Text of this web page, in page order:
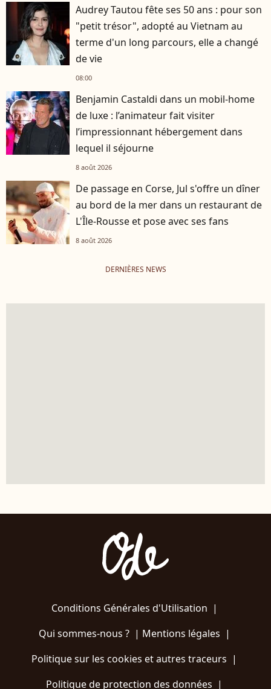
Audrey Tautou fête ses 50 ans : pour son
"petit trésor", adopté au Vietnam au
terme d'un long parcours, elle a changé
de vie
08:00
Benjamin Castaldi dans un mobil-home
de luxe : l’animateur fait visiter
l’impressionnant hébergement dans
lequel il séjourne
8 août 2026
De passage en Corse, Jul s'offre un dîner
au bord de la mer dans un restaurant de
L'Île-Rousse et pose avec ses fans
8 août 2026
DERNIÈRES NEWS
Conditions Générales d'Utilisation |
Qui sommes-nous ?| Mentions légales |
Politique sur les cookies et autres traceurs |
Politique de protection des données |